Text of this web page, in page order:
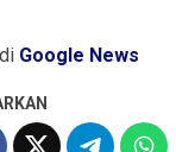
Google News